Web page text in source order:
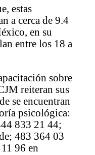
estas
a cerca de 9.4
en su
entre los 18 a
sobre
reiteran sus
se encuentran
psicológica:
833 21 44;
483 364 03
96 en